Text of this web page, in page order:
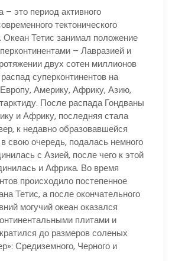
– это период активного
тектонического
Океан Тетис занимал положение
– Лавразией и
двух сотен миллионов
суперконтинентов на
Америку, Африку, Азию,
После распада Гондваны
и Африку, последняя стала
к недавно образовавшейся
свою очередь, подалась немного
с Азией, после чего к этой
и Африка. Во время
происходило постепенное
Тетис, а после окончательного
могучий океан оказался
плитами и
до размеров соленых
Средиземного, Черного и